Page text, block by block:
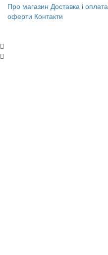
Про магазин Доставка і оплата
оферти Контакти